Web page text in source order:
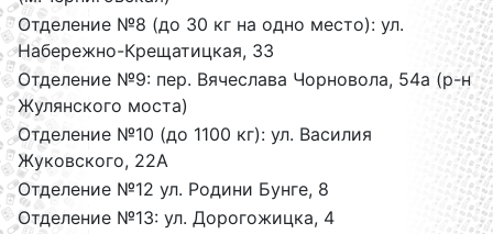
Отделение №8 (до 30 кг на одно место): ул.
Набережно-Крещатицкая, 33
Отделение №9: пер. Вячеслава Чорновола, 54а (р-н
Жулянского моста)
Отделение №10 (до 1100 кг): ул. Василия
Жуковского, 22А
Отделение №12 ул. Родини Бунге, 8
Отделение №13: ул. Дорогожицка, 4